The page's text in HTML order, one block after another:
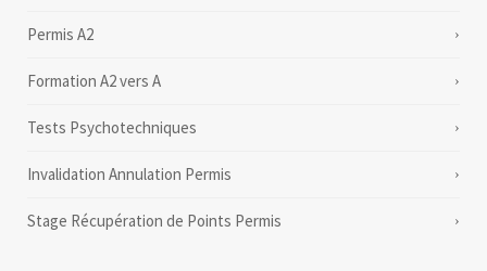
Permis A2
Formation A2 vers A
Tests Psychotechniques
Invalidation Annulation Permis
Stage Récupération de Points Permis